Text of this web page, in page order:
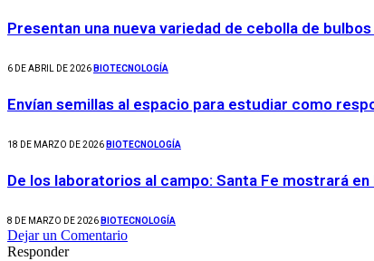
Presentan una nueva variedad de cebolla de
6 DE ABRIL DE 2026 BIOTECNOLOGÍA
Envían semillas al espacio para estudiar como
18 DE MARZO DE 2026 BIOTECNOLOGÍA
De los laboratorios al campo: Santa Fe mostrará
8 DE MARZO DE 2026 BIOTECNOLOGÍA
Dejar un Comentario
Responder